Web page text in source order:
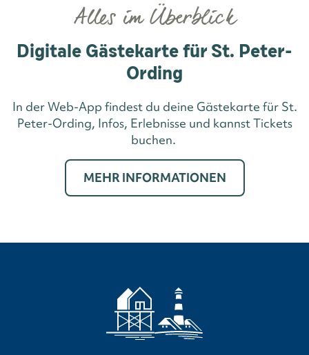
Alles im Überblick
Digitale Gästekarte für St. Peter-
Ording
In der Web-App findest du deine Gästekarte für St.
Peter-Ording, Infos, Erlebnisse und kannst Tickets
buchen.
MEHR INFORMATIONEN